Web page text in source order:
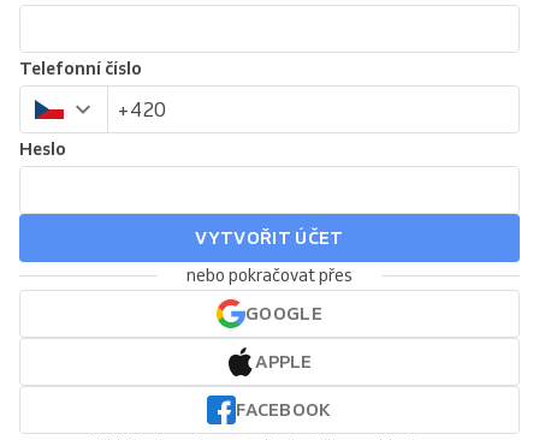
Telefonní číslo
Heslo
VYTVOŘIT ÚČET
nebo pokračovat přes
GOOGLE
APPLE
FACEBOOK